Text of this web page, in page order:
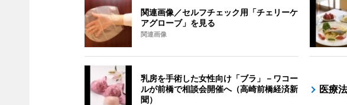
関連画像／セルフチェック用「チェリーケ
アグローブ」を見る
関連画像
乳房を手術した女性向け「ブラ」－ワコー
ルが前橋で相談会開催へ（高崎前橋経済新
聞）
医療